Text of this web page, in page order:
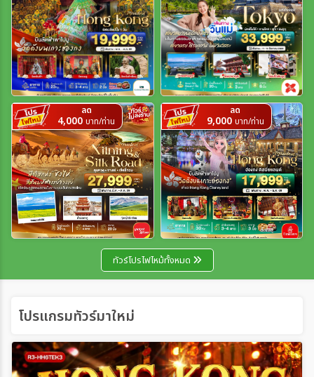
สายการบิน
ตั้งแต่วันที่
ถึงวันที่
เฉพาะเดือน
เฉพาะเทศกาล
ค้นหา
ลด
4,000 บาท/ท่าน
ลด
9,000 บาท/ท่าน
ทัวร์โปรไฟไหม้ทั้งหมด
โปรแกรมทัวร์มาใหม่